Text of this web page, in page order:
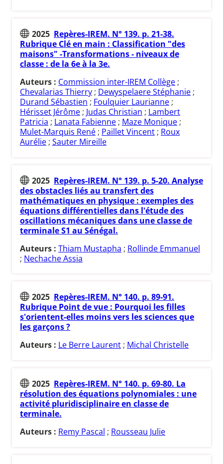
2025 Repères-IREM. N° 139. p. 21-38.
Rubrique Clé en main : Classification "des
maisons" -Transformations - niveaux de
classe : de la 6e à la 3e.
Auteurs : Commission inter-IREM Collège ;
Chevalarias Thierry ; Dewyspelaere Stéphanie ;
Durand Sébastien ; Foulquier Laurianne ;
Hérisset Jérôme ; Judas Christian ; Lambert
Patricia ; Lanata Fabienne ; Maze Monique ;
Mulet-Marquis René ; Paillet Vincent ; Roux
Aurélie ; Sauter Mireille
2025 Repères-IREM. N° 139. p. 5-20. Analyse
des obstacles liés au transfert des
mathématiques en physique : exemples des
équations différentielles dans l'étude des
oscillations mécaniques dans une classe de
terminale S1 au Sénégal.
Auteurs : Thiam Mustapha ; Rollinde Emmanuel
; Nechache Assia
2025 Repères-IREM. N° 140. p. 89-91.
Rubrique Point de vue : Pourquoi les filles
s'orientent-elles moins vers les sciences que
les garçons ?
Auteurs : Le Berre Laurent ; Michal Christelle
2025 Repères-IREM. N° 140. p. 69-80. La
résolution des équations polynomiales : une
activité pluridisciplinaire en classe de
terminale.
Auteurs : Remy Pascal ; Rousseau Julie